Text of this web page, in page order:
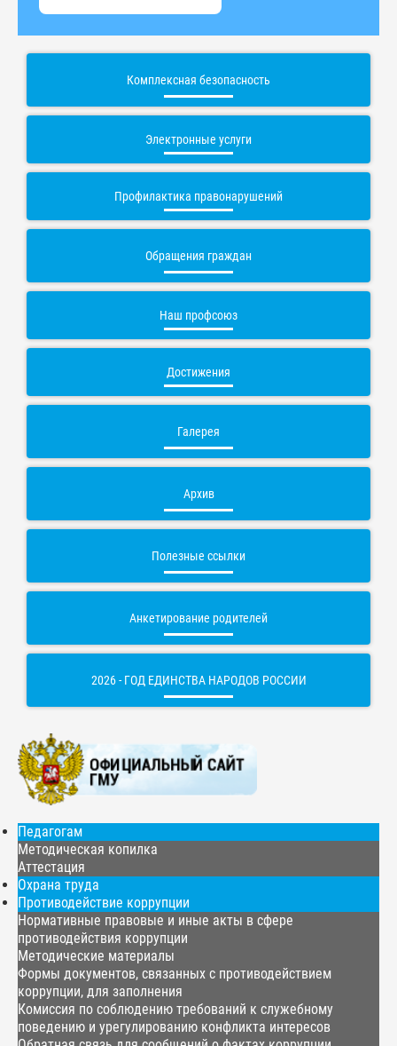
Комплексная безопасность
Электронные услуги
Профилактика правонарушений
Обращения граждан
Наш профсоюз
Достижения
Галерея
Архив
Полезные ссылки
Анкетирование родителей
2026 - ГОД ЕДИНСТВА НАРОДОВ РОССИИ
Педагогам
Методическая копилка
Аттестация
Охрана труда
Противодействие коррупции
Нормативные правовые и иные акты в сфере
противодействия коррупции
Методические материалы
Формы документов, связанных с противодействием
коррупции, для заполнения
Комиссия по соблюдению требований к служебному
поведению и урегулированию конфликта интересов